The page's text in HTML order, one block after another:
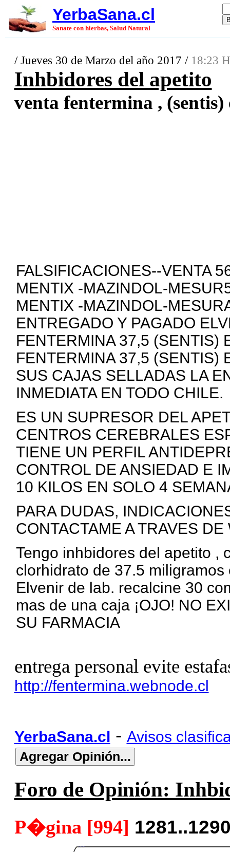
YerbaSana.cl
Sanate con hierbas, Salud Natural
/ Jueves 30 de Marzo del año 2017 / 18:23
Inhbidores del apetito
venta fentermina ,
FALSIFICACIONES--VENTA
MENTIX -MAZINDOL-
MENTIX -MAZINDOL-
ENTREGADO Y PAGADO
FENTERMINA 37,5 (SENTIS)
FENTERMINA 37,5 (SENTIS)
SUS CAJAS SELLADAS LA
INMEDIATA EN TODO CHILE.
ES UN SUPRESOR DEL
CENTROS CEREBRALES
TIENE UN PERFIL
CONTROL DE ANSIEDAD E
10 KILOS EN SOLO 4
PARA DUDAS,
CONTACTAME A TRAVES
Tengo inhbidores del apetito ,
clorhidrato de 37.5
Elvenir de lab. recalcine 30
mas de una caja ¡OJO! NO
SU FARMACIA
entrega personal evite
http://fentermina.webnode.cl
YerbaSana.cl - Avisos
Foro de Opinión:
P�gina [994]